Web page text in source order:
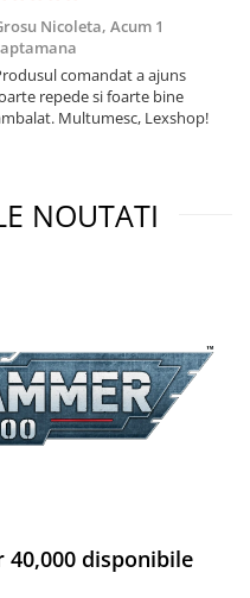
Nicoleta, Acum 1
comandat a ajuns
repede si foarte bine
Multumesc, Lexshop!
NOUTATI
40,000 disponibile